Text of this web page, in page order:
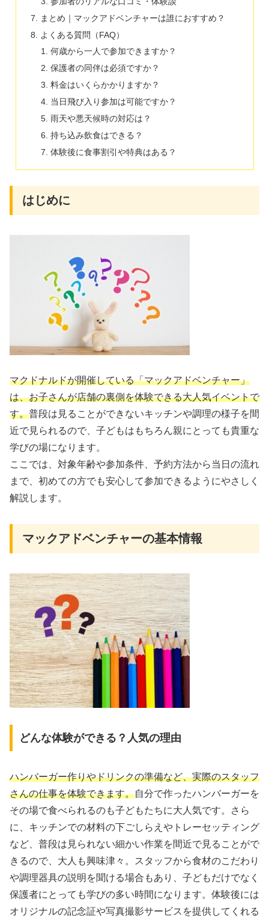
まとめ｜マックアドベンチャーは誰におすすめ？
よくある質問（FAQ）
何歳から一人で参加できますか？
保護者の同伴は必須ですか？
料金はいくらかかりますか？
当日飛び入り参加は可能ですか？
雨天や悪天候時の対応は？
持ち込み飲食はできる？
体験後に食事割引や特典はある？
はじめに
マクドナルドが開催している「マックアドベンチャー」
は、お子さんが店舗の裏側を体験できる大人気イベントで
す。普段は見ることができないキッチンや調理の様子を間
近で見られるので、子どもはもちろん親にとっても貴重な
学びの場になります。
ここでは、対象年齢や参加条件、予約方法から当日の流れ
まで、初めての方でも安心して参加できるようにやさしく
解説します。
マックアドベンチャーの基本情報
どんな体験ができる？人気の理由
ハンバーガー作りやドリンクの準備など、実際のスタッフ
さんの仕事を体験できます。自分で作ったハンバーガーを
その場で食べられるのも子どもたちに大人気です。さら
に、キッチンでの材料の下ごしらえやトレーセッティング
など、普段は見られない細かい作業を間近で見ることがで
きるので、大人も興味津々。スタッフから食材のこだわり
や調理器具の説明を聞ける場合もあり、子どもだけでなく
保護者にとっても学びの多い時間になります。体験後には
オリジナルの記念証や写真撮影サービスを提供してくれる